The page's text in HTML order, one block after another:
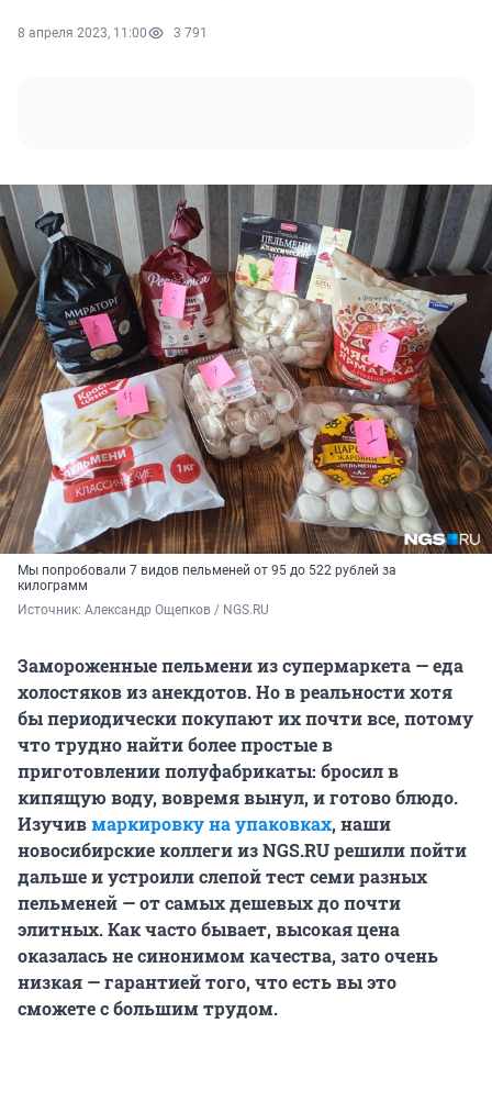
8 апреля 2023, 11:00 3 791
Мы попробовали 7 видов пельменей от 95 до 522 рублей за
килограмм
Источник: Александр Ощепков / NGS.RU
Замороженные пельмени из супермаркета — еда
холостяков из анекдотов. Но в реальности хотя
бы периодически покупают их почти все, потому
что трудно найти более простые в
приготовлении полуфабрикаты: бросил в
кипящую воду, вовремя вынул, и готово блюдо.
Изучивмаркировку на упаковках, наши
новосибирские коллеги из NGS.RU решили пойти
дальше и устроили слепой тест семи разных
пельменей — от самых дешевых до почти
элитных. Как часто бывает, высокая цена
оказалась не синонимом качества, зато очень
низкая — гарантией того, что есть вы это
сможете с большим трудом.